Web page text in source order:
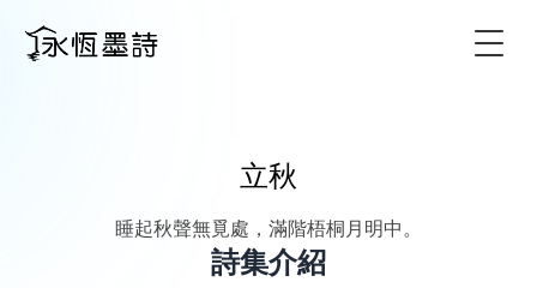
立秋
睡起秋聲無覓處，滿階梧桐月明中。
詩集介紹